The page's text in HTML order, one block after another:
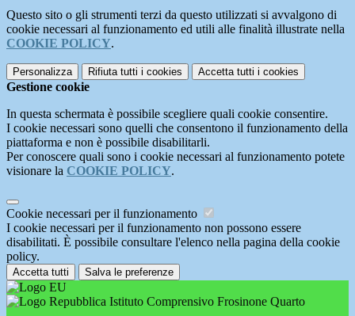
Questo sito o gli strumenti terzi da questo utilizzati si avvalgono di
cookie necessari al funzionamento ed utili alle finalità illustrate nella
COOKIE POLICY.
Personalizza Rifiuta tutti i cookies Accetta tutti i cookies
Gestione cookie
In questa schermata è possibile scegliere quali cookie consentire.
I cookie necessari sono quelli che consentono il funzionamento della
piattaforma e non è possibile disabilitarli.
Per conoscere quali sono i cookie necessari al funzionamento potete
visionare la COOKIE POLICY.
Cookie necessari per il funzionamento
I cookie necessari per il funzionamento non possono essere
disabilitati. È possibile consultare l'elenco nella pagina della cookie
policy.
Accetta tutti Salva le preferenze
Istituto Comprensivo Frosinone Quarto